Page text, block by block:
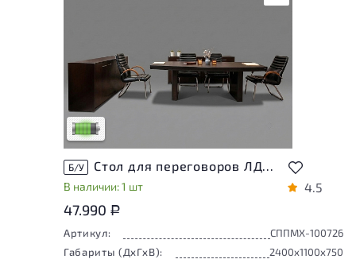
У товара присутствуют незначительные
следы эксплуатации, не влияющие на
удобство его использования
Низкая степень износа
Б/У Стол для переговоров ЛДСП Махагон
В наличии: 1 шт 4.5
47.990 Р
Артикул:
СППМХ-100726
Габариты (ДxГxВ):
2400x1100x750